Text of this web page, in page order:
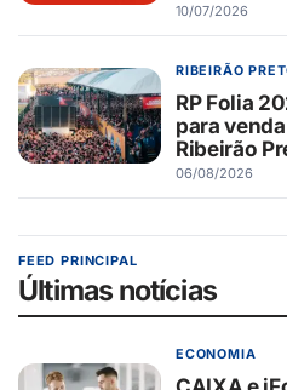
10/07/2026
RIBEIRÃO
RP Folia
para
Ribeirão
06/08/2026
FEED PRINCIPAL
Últimas notícias
ECONOMIA